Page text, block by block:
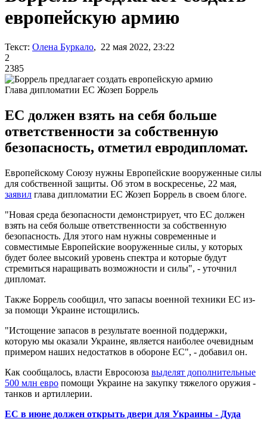
европейскую армию
Текст: Олена Буркало, 22 мая 2022, 23:22
2
2385
Глава дипломатии ЕС Жозеп Боррель
ЕС должен взять на себя больше
ответственности за собственную
безопасность, отметил евродипломат.
Европейскому Союзу нужны Европейские вооруженные силы
для собственной защиты. Об этом в воскресенье, 22 мая,
заявил глава дипломатии ЕС Жозеп Боррель в своем блоге.
"Новая среда безопасности демонстрирует, что ЕС должен
взять на себя больше ответственности за собственную
безопасность. Для этого нам нужны современные и
совместимые Европейские вооруженные силы, у которых
будет более высокий уровень спектра и которые будут
стремиться наращивать возможности и силы", - уточнил
дипломат.
Также Боррель сообщил, что запасы военной техники ЕС из-
за помощи Украине истощились.
"Истощение запасов в результате военной поддержки,
которую мы оказали Украине, является наиболее очевидным
примером наших недостатков в обороне ЕС", - добавил он.
Как сообщалось, власти Евросоюза выделят дополнительные
500 млн евро помощи Украине на закупку тяжелого оружия -
танков и артиллерии.
ЕС в июне должен открыть двери для Украины - Дуда